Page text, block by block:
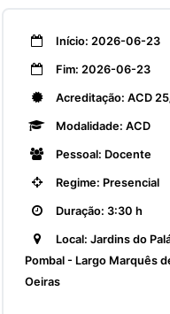
Início: 2026-06-23
Fim: 2026-06-23
Acreditação: ACD
Modalidade: ACD
Pessoal: Docente
Regime: Presencial
Duração: 3:30 h
Local: Jardins do
Pombal - Largo Marquês
Oeiras